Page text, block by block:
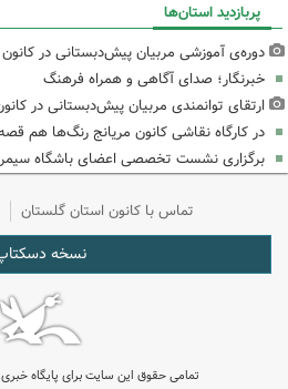
پربازدید استان‌ها
دوره‌ی آموزشی مربیان پیش‌دبستانی در
خبرنگار؛ صدای آگاهی و همراه فرهنگ
ارتقای توانمندی مربیان پیش‌دبستانی در
در کارگاه نقاشی کانون مریانج رنگ‌ها هم
برگزاری نشست تخصصی اعضای باشگاه
تماس با کانون استان گلستان
نسخه
تمامی حقوق این سایت برای پایگاه